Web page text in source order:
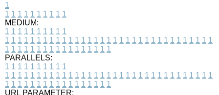
1
1 1 1 1 1 1 1 1 1 1
MEDIUM:
1 1 1 1 1 1 1 1 1 1
1 1 1 1 1 1 1 1 1 1 1 1 1 1 1 1 1 1 1 1 1 1 1 1 1 1 1 1 1 1 1 1 1
1 1 1 1 1 1 1 1 1 1 1 1 1 1 1 1 1
PARALLELS:
1 1 1 1 1 1 1 1 1 1
1 1 1 1 1 1 1 1 1 1 1 1 1 1 1 1 1 1 1 1 1 1 1 1 1 1 1 1 1 1 1 1 1
1 1 1 1 1 1 1 1 1 1 1 1 1 1 1 1 1
URL PARAMETER: